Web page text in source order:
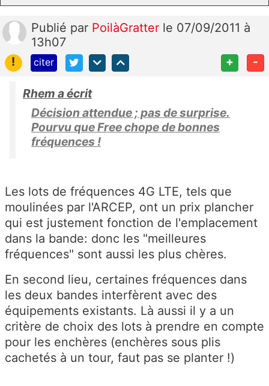
Publié par PoilàGratter le 07/09/2011 à
13h07
!
citer + -
Rhem a écrit
Décision attendue ; pas de surprise.
Pourvu que Free chope de bonnes
fréquences !
Les lots de fréquences 4G LTE, tels que
moulinées par l'ARCEP, ont un prix plancher
qui est justement fonction de l'emplacement
dans la bande: donc les "meilleures
fréquences" sont aussi les plus chères.
En second lieu, certaines fréquences dans
les deux bandes interfèrent avec des
équipements existants. Là aussi il y a un
critère de choix des lots à prendre en compte
pour les enchères (enchères sous plis
cachetés à un tour, faut pas se planter !)